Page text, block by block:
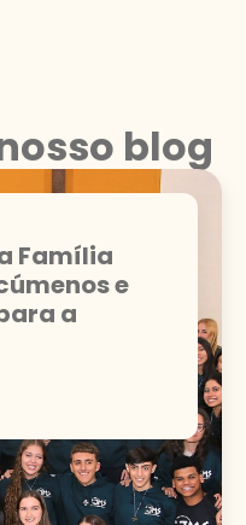
blog
Família
e
a